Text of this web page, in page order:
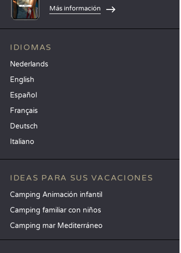
Más información
IDIOMAS
Nederlands
English
Español
Français
Deutsch
Italiano
IDEAS PARA SUS VACACIONES
Camping Animación infantil
Camping familiar con niños
Camping mar Mediterráneo